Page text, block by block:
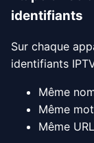
identifiants
Sur chaque
identifiants
Même
Même
Même